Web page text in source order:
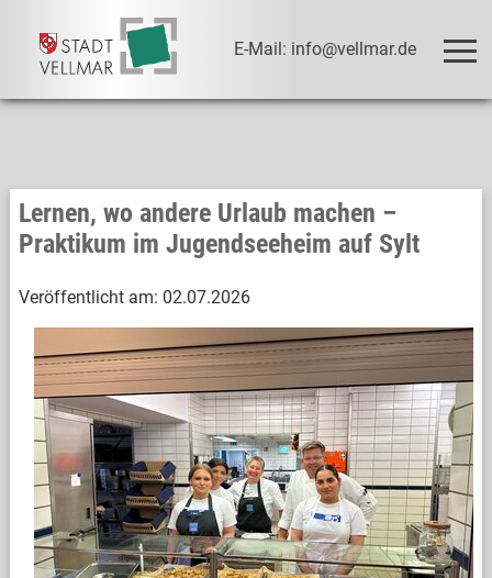
E-Mail: info@vellmar.de
Lernen, wo andere Urlaub machen –
Praktikum im Jugendseeheim auf Sylt
Veröffentlicht am: 02.07.2026